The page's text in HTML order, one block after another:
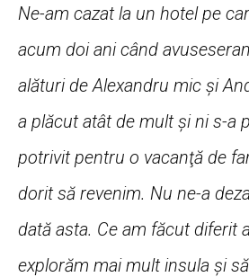
Ne-am cazat la un hotel pe
acum doi ani când
alături de Alexandru mic şi
a plăcut atât de mult şi ni s-a
potrivit pentru o vacanţă de
dorit să revenim. Nu ne-a
dată asta. Ce am făcut diferit
explorăm mai mult insula şi